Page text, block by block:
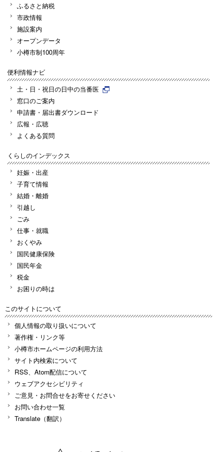
ふるさと納税
市政情報
施設案内
オープンデータ
小樽市制100周年
便利情報ナビ
土・日・祝日の日中の当番医
窓口のご案内
申請書・届出書ダウンロード
広報・広聴
よくある質問
くらしのインデックス
妊娠・出産
子育て情報
結婚・離婚
引越し
ごみ
仕事・就職
おくやみ
国民健康保険
国民年金
税金
お困りの時は
このサイトについて
個人情報の取り扱いについて
著作権・リンク等
小樽市ホームページの利用方法
サイト内検索について
RSS、Atom配信について
ウェブアクセシビリティ
ご意見・お問合せをお寄せください
お問い合わせ一覧
Translate（翻訳）